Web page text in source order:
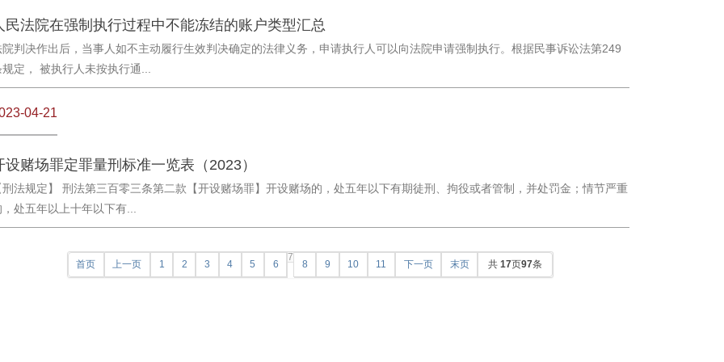
民法院在强制执行过程中不能冻结的账户类型汇总
院判决作出后，当事人如不主动履行生效判决确定的法律义务，申请执行人可以向法院申请强制执行。根据民事诉讼法第249
定， 被执行人未按执行通...
04-21
设赌场罪定罪量刑标准一览表（2023）
刑法规定】 刑法第三百零三条第二款【开设赌场罪】开设赌场的，处五年以下有期徒刑、拘役或者管制，并处罚金；情节严重
处五年以上十年以下有...
首页 上一页 1 2 3 4 5 6
7
8 9 10 11 下一页 末页 共17页97条